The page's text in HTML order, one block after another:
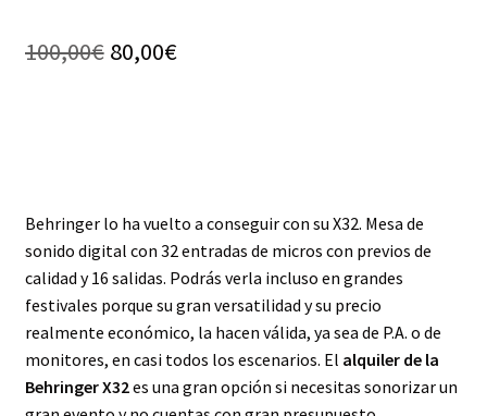
100,00€ El
80,00€El
Behringer lo ha vuelto a conseguir con su X32. Mesa de
sonido digital con 32 entradas de micros con previos de
calidad y 16 salidas. Podrás verla incluso en grandes
festivales porque su gran versatilidad y su precio
realmente económico, la hacen válida, ya sea de P.A. o de
monitores, en casi todos los escenarios. El alquiler de la
Behringer X32es una gran opción si necesitas sonorizar un